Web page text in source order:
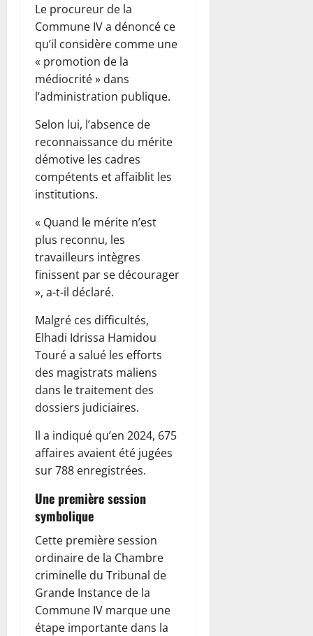
Le procureur de la
Commune IV a dénoncé ce
qu’il considère comme une
« promotion de la
médiocrité » dans
l’administration publique.
Selon lui, l’absence de
reconnaissance du mérite
démotive les cadres
compétents et affaiblit les
institutions.
« Quand le mérite n’est
plus reconnu, les
travailleurs intègres
finissent par se décourager
», a-t-il déclaré.
Malgré ces difficultés,
Elhadi Idrissa Hamidou
Touré a salué les efforts
des magistrats maliens
dans le traitement des
dossiers judiciaires.
Il a indiqué qu’en 2024, 675
affaires avaient été jugées
sur 788 enregistrées.
Une première session
symbolique
Cette première session
ordinaire de la Chambre
criminelle du Tribunal de
Grande Instance de la
Commune IV marque une
étape importante dans la